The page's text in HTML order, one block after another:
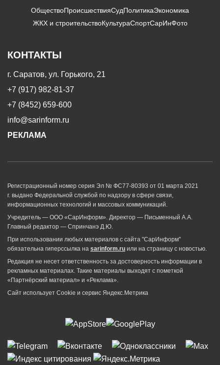
ОбществоПроисшествияСудПолитикаЭкономика
ЖКХ и строительствоКультураСпортСарИнФото
КОНТАКТЫ
г. Саратов, ул. Горького, 21
+7 (917) 982-81-37
+7 (8452) 659-600
info@sarinform.ru
РЕКЛАМА
Регистрационный номер серия Эл № ФС77-80393 от 01 марта 2021
г. выдано Федеральной службой по надзору в сфере связи,
информационных технологий и массовых коммуникаций.
Учредитель — ООО «СарИнформ». Директор — Письменный А.А.
Главный редактор — Спринчанэ Д.Ю.
При использовании любых материалов с сайта "СарИнформ"
обязательна гиперссылка на sarinform.ru или на страницу с новостью.
Редакция не несет ответственность за достоверность информации в
рекламных материалах. Такие материалы выходят с пометкой
«Партнёрский материал» и «Реклама».
Сайт использует Cookie и сервиc Яндекс.Метрика